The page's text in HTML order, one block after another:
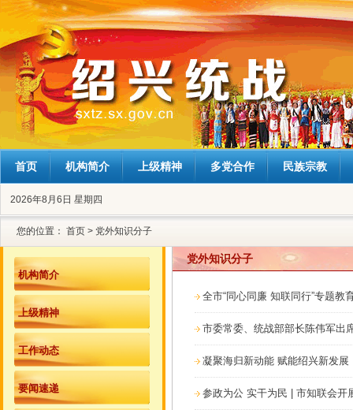
首页 机构简介 上级精神 多党合作 民族宗教
2026年8月6日 星期四
您的位置： 首页 > 党外知识分子
机构简介
上级精神
工作动态
要闻速递
党外知识分子
全市“同心同廉 知联同行”专题教
市委常委、统战部部长陈伟军出
凝聚海归新动能 赋能绍兴新发
参政为公 实干为民 | 市知联会开